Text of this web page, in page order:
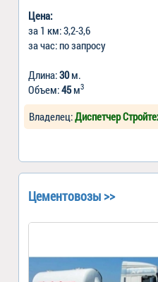
Цена:
за 1 км: 3,2-3,6
за час: по запросу
Длина:30м.
Объем:45м3
Владелец:Диспетчер
Цементовозы >>